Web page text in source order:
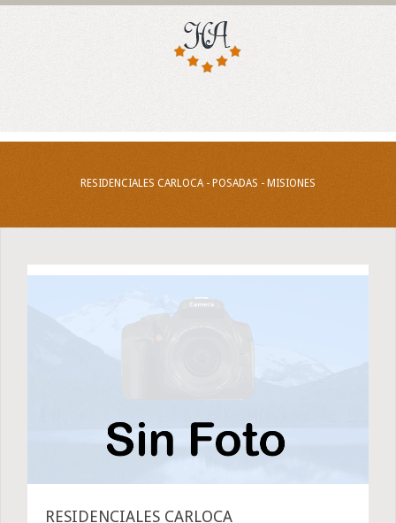
RESIDENCIALES CARLOCA - POSADAS - MISIONES
RESIDENCIALES CARLOCA